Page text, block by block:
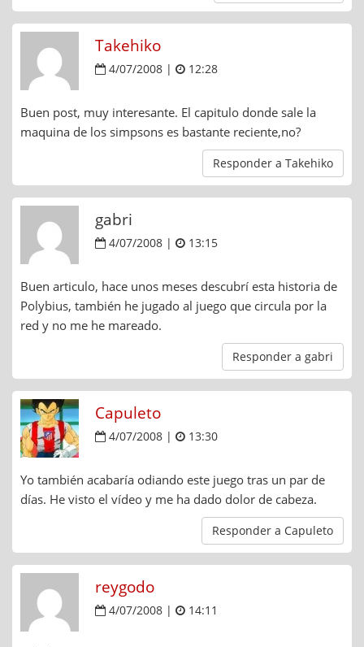
Takehiko
4/07/2008 | 12:28
Buen post, muy interesante. El capitulo donde sale la
maquina de los simpsons es bastante reciente,no?
Responder a Takehiko
gabri
4/07/2008 | 13:15
Buen articulo, hace unos meses descubrí esta historia de
Polybius, también he jugado al juego que circula por la
red y no me he mareado.
Responder a gabri
Capuleto
4/07/2008 | 13:30
Yo también acabaría odiando este juego tras un par de
días. He visto el vídeo y me ha dado dolor de cabeza.
Responder a Capuleto
reygodo
4/07/2008 | 14:11